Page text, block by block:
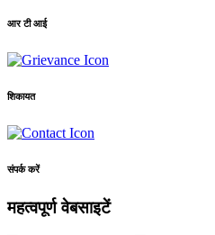
आर टी आई
शिकायत
संपर्क करें
महत्वपूर्ण वेबसाइटें